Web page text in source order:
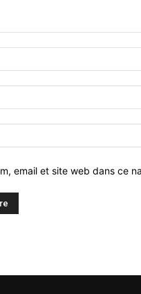
email et site web dans ce